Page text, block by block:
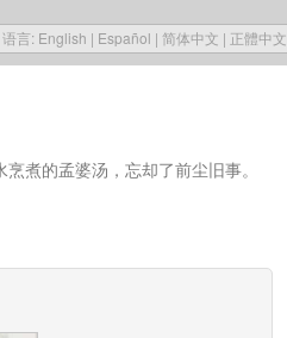
语言: English | Español | 简体中文 | 正體中文
煮的孟婆汤，忘却了前尘旧事。